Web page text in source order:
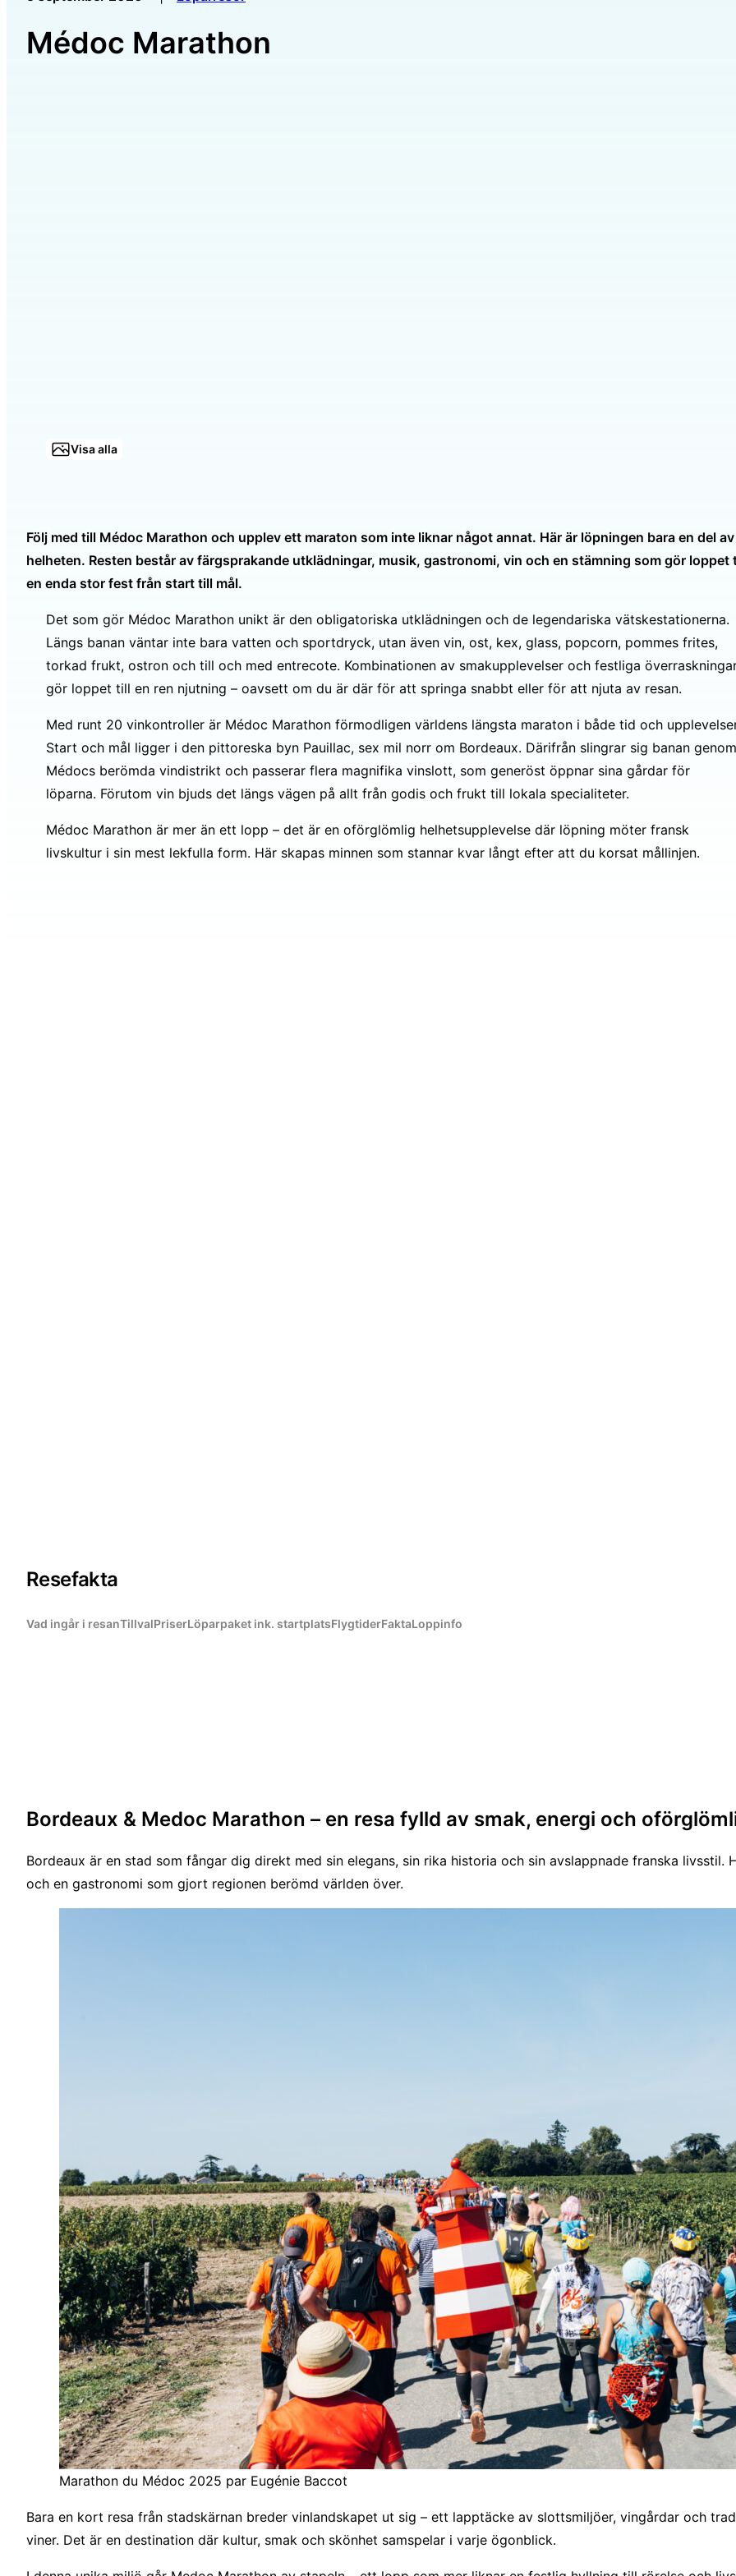
Médoc Marathon
Visa alla
Följ med till Médoc Marathon och upplev ett maraton som inte liknar något annat. Här är löpningen bara en del av
helheten. Resten består av färgsprakande utklädningar, musik, gastronomi, vin och en stämning som gör loppet
en enda stor fest från start till mål.
Det som gör Médoc Marathon unikt är den obligatoriska utklädningen och de legendariska vätskestationerna.
Längs banan väntar inte bara vatten och sportdryck, utan även vin, ost, kex, glass, popcorn, pommes frites,
torkad frukt, ostron och till och med entrecote. Kombinationen av smakupplevelser och festliga
gör loppet till en ren njutning – oavsett om du är där för att springa snabbt eller för att njuta av resan.
Med runt 20 vinkontroller är Médoc Marathon förmodligen världens längsta maraton i både tid och
Start och mål ligger i den pittoreska byn Pauillac, sex mil norr om Bordeaux. Därifrån slingrar sig banan genom
Médocs berömda vindistrikt och passerar flera magnifika vinslott, som generöst öppnar sina gårdar för
löparna. Förutom vin bjuds det längs vägen på allt från godis och frukt till lokala specialiteter.
Médoc Marathon är mer än ett lopp – det är en oförglömlig helhetsupplevelse där löpning möter fransk
livskultur i sin mest lekfulla form. Här skapas minnen som stannar kvar långt efter att du korsat mållinjen.
Resefakta
Vad ingår i resanTillvalPriserLöparpaket ink. startplatsFlygtiderFaktaLoppinfo
Bordeaux & Medoc Marathon – en resa fylld av smak, energi och
Bordeaux är en stad som fångar dig direkt med sin elegans, sin rika historia och sin avslappnade franska
och en gastronomi som gjort regionen berömd världen över.
Marathon du Médoc 2025 par Eugénie Baccot
Bara en kort resa från stadskärnan breder vinlandskapet ut sig – ett lapptäcke av slottsmiljöer, vingårdar och
viner. Det är en destination där kultur, smak och skönhet samspelar i varje ögonblick.